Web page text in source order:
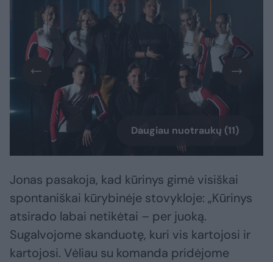
Daugiau nuotraukų (11)
Jonas pasakoja, kad kūrinys gimė visiškai
spontaniškai kūrybinėje stovykloje: „Kūrinys
atsirado labai netikėtai – per juoką.
Sugalvojome skanduotę, kuri vis kartojosi ir
kartojosi. Vėliau su komanda pridėjome